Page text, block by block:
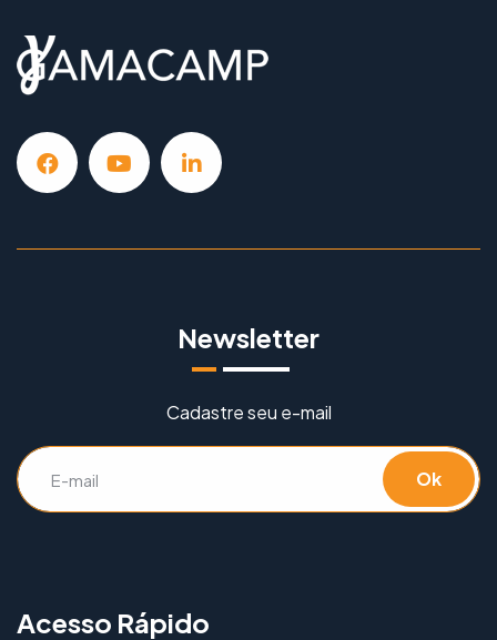
Acesso Rápido
Newsletter
Cadastre seu e-mail
Ok